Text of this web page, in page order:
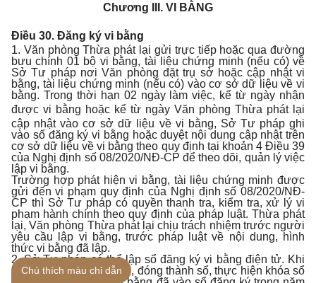
Chương III. VI BẰNG
Điều 30. Đăng ký vi bằng
1. Văn phòng Thừa phát lại gửi trực tiếp hoặc qua đường
bưu chính 01 bộ vi bằng, tài liệu chứng minh (nếu có) về
Sở Tư pháp nơi Văn phòng đặt trụ sở hoặc cập nhật vi
bằng, tài liệu chứng minh (nếu có) vào cơ sở dữ liệu về vi
bằng. Trong thời hạn 02 ngày làm việc, kể từ ngày nhận
được vi bằng hoặc kể từ ngày Văn phòng Thừa phát lại
cập nhật vào cơ sở dữ liệu về vi bằng, Sở Tư pháp ghi
vào sổ đăng ký vi bằng hoặc duyệt nội dung cập nhật trên
cơ sở dữ liệu về vi bằng theo quy định tại khoản 4 Điều 39
của Nghị định số 08/2020/NĐ-CP để theo dõi, quản lý việc
lập vi bằng.
Trường hợp phát hiện vi bằng, tài liệu chứng minh được
gửi đến vi phạm quy định của Nghị định số 08/2020/NĐ-
CP thì Sở Tư pháp có quyền thanh tra, kiểm tra, xử lý vi
phạm hành chính theo quy định của pháp luật. Thừa phát
lại, Văn phòng Thừa phát lại chịu trách nhiệm trước người
yêu cầu lập vi bằng, trước pháp luật về nội dung, hình
thức vi bằng đã lập.
2. Sở Tư pháp có thể lập sổ đăng ký vi bằng điện tử. Khi
hết năm, Sở Tư pháp in, đóng thành sổ, thực hiện khóa sổ
Chú thích màu chỉ dẫn